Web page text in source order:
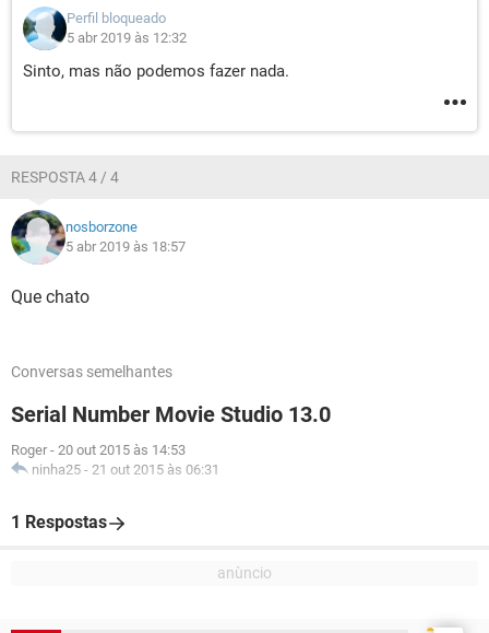
Perfil bloqueado
5 abr 2019 às 12:32
Sinto, mas não podemos fazer nada.
RESPOSTA 4 / 4
nosborzone
5 abr 2019 às 18:57
Que chato
Conversas semelhantes
Serial Number Movie Studio 13.0
Roger - 20 out 2015 às 14:53
ninha25 - 21 out 2015 às 06:31
1 Respostas